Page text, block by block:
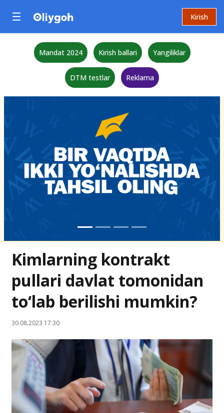
Kirish
Mandat 2024 Kirish ballari Yangiliklar
DTM testlar Reklama
Kimlarning kontrakt
pullari davlat tomonidan
to‘lab berilishi mumkin?
30.08.2023 17:30